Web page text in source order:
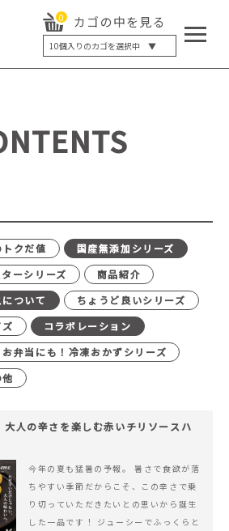
0 カゴの中を見る
10個入りのカゴを選択中 ▼
5個入り
20個入り
最大12%OFF
クだ値
国産無添加シリーズ
ターシリーズ
商品紹介
ついて
ちょうど良いシリーズ
コラボレーション
お弁当にも！冷凍おかずシリーズ
大人の辛さを楽しむ赤いチリソースハ
今年の夏も猛暑の予報。 暑さで食欲が落
ちやすい季節だからこそ、この辛さで乗
り切っていただきたいとの思いから誕生
した一品です！ ジューシーでふっくらと